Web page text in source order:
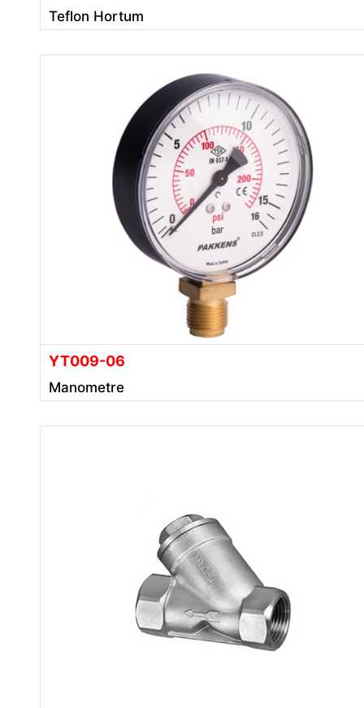
Teflon Hortum
YT009-06
Manometre